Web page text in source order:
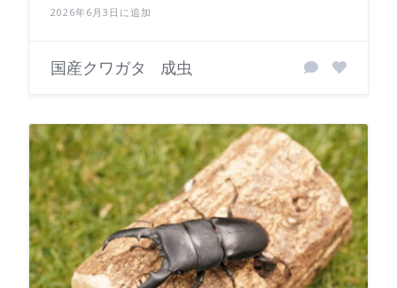
2026年6月3日に追加
国産クワガタ 成虫